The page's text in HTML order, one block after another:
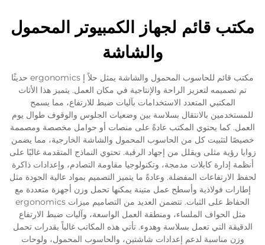
مكتب قائم لجهاز الكمبيوتر المحمول
والشاشة
مكتب قائم للحاسوب المحمول والشاشة يمثل حلاً إ ergonomics حديثًا
تم تصميمه لتعزيز الراحة والإنتاجية في مكان العمل. يتميز هذا الأثاث
المكتبي المتعدد الاستخدامات بآليات ضبط للارتفاع، مما يسمح
للمستخدمين بالانتقال بسلاسة بين وضعيات الجلوس والوقوف طوال يوم
العمل. كما يحتوي المكتب عادةً على منصات أو حوامل مخصصة ومصممة
خصيصًا لتثبيت كل من الحاسوب المحمول والشاشة الخارجية، مما يضمن
زوايا رؤية مثلى ويقلل من إجهاد الرقبة. تحتوي النماذج المتقدمة غالبًا على
أنظمة إدارة كابلات مدمجة، وتكنولوجيا مقاومة التصادم، وإعدادات ذاكرة
لحفظ الارتفاعات المفضلة. وعادةً ما يتميز التصميم بمواد عالية الجودة مثل
إطارات فولاذية وأسطح عمل متينة يمكنها تحمل وزن أجهزة متعددة مع
الحفاظ على الثبات. تتضمن العديد من التصاميم ميزات ergonomics
مثل الحواف الملساء، ومنطقة العمل الواسعة، وآليات ضبط الارتفاع
الدقيقة التي تعمل بسلاسة وهدوء. تأتي هذه المكاتب غالباً بقدرات تحمل
وزن مناسبة لدعم إعدادات شاشتين، والحاسوب المحمول، ولوحات